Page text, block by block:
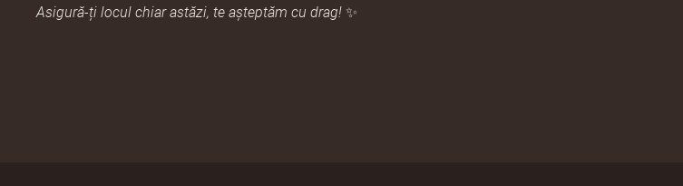
Asigură-ți locul chiar astăzi, te așteptăm cu drag! ✨